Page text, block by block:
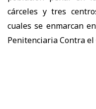
cárceles y tres
cuales se enmarcan
Penitenciaria Contra